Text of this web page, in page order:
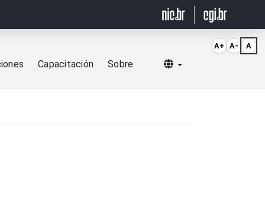
Capacitación Sobre Selecionar idioma
A+ A- A